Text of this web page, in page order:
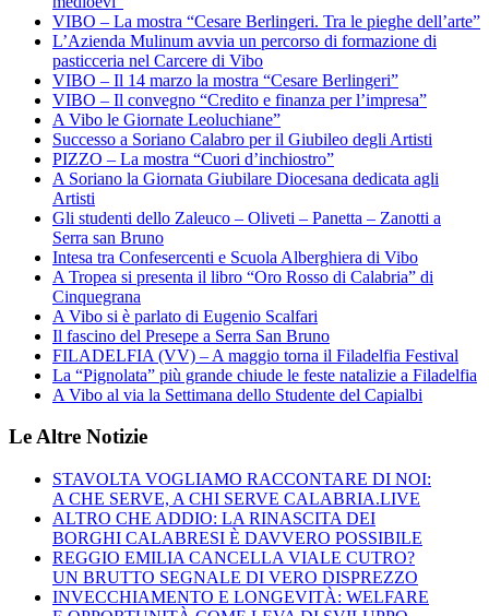
VIBO – La mostra “Cesare Berlingeri. Tra le pieghe dell’arte”
L’Azienda Mulinum avvia un percorso di formazione di
pasticceria nel Carcere di Vibo
VIBO – Il 14 marzo la mostra “Cesare Berlingeri”
VIBO – Il convegno “Credito e finanza per l’impresa”
A Vibo le Giornate Leoluchiane”
Successo a Soriano Calabro per il Giubileo degli Artisti
PIZZO – La mostra “Cuori d’inchiostro”
A Soriano la Giornata Giubilare Diocesana dedicata agli
Artisti
Gli studenti dello Zaleuco – Oliveti – Panetta – Zanotti a
Serra san Bruno
Intesa tra Confesercenti e Scuola Alberghiera di Vibo
A Tropea si presenta il libro “Oro Rosso di Calabria” di
Cinquegrana
A Vibo si è parlato di Eugenio Scalfari
Il fascino del Presepe a Serra San Bruno
FILADELFIA (VV) – A maggio torna il Filadelfia Festival
La “Pignolata” più grande chiude le feste natalizie a Filadelfia
A Vibo al via la Settimana dello Studente del Capialbi
Le Altre Notizie
STAVOLTA VOGLIAMO RACCONTARE DI NOI:
A CHE SERVE, A CHI SERVE CALABRIA.LIVE
ALTRO CHE ADDIO: LA RINASCITA DEI
BORGHI CALABRESI È DAVVERO POSSIBILE
REGGIO EMILIA CANCELLA VIALE CUTRO?
UN BRUTTO SEGNALE DI VERO DISPREZZO
INVECCHIAMENTO E LONGEVITÀ: WELFARE